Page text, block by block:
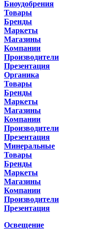
Биоудобрения
Товары
Бренды
Маркеты
Магазины
Компании
Производители
Презентация
Органика
Товары
Бренды
Маркеты
Магазины
Компании
Производители
Презентация
Минеральные
Товары
Бренды
Маркеты
Магазины
Компании
Производители
Презентация
Освещение